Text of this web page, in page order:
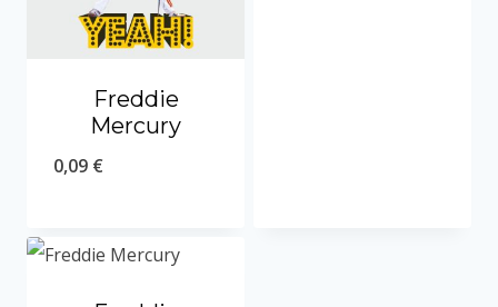
Freddie
Mercury
0,09 €